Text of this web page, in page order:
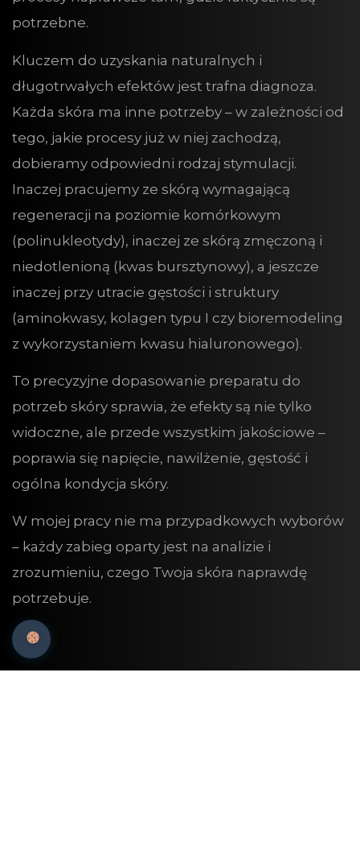
potrzebne.
Kluczem do uzyskania naturalnych i
długotrwałych efektów jest trafna diagnoza.
Każda skóra ma inne potrzeby – w zależności od
tego, jakie procesy już w niej zachodzą,
dobieramy odpowiedni rodzaj stymulacji.
Inaczej pracujemy ze skórą wymagającą
regeneracji na poziomie komórkowym
(polinukleotydy), inaczej ze skórą zmęczoną i
niedotlenioną (kwas bursztynowy), a jeszcze
inaczej przy utracie gęstości i struktury
(aminokwasy, kolagen typu I czy bioremodeling
z wykorzystaniem kwasu hialuronowego).
To precyzyjne dopasowanie preparatu do
potrzeb skóry sprawia, że efekty są nie tylko
widoczne, ale przede wszystkim jakościowe –
poprawia się napięcie, nawilżenie, gęstość i
ogólna kondycja skóry.
W mojej pracy nie ma przypadkowych wyborów
– każdy zabieg oparty jest na analizie i
zrozumieniu, czego Twoja skóra naprawdę
potrzebuje.